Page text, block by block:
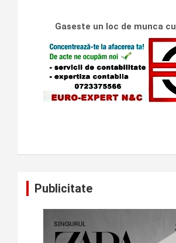
Gaseste un loc de munca cu
Publicitate